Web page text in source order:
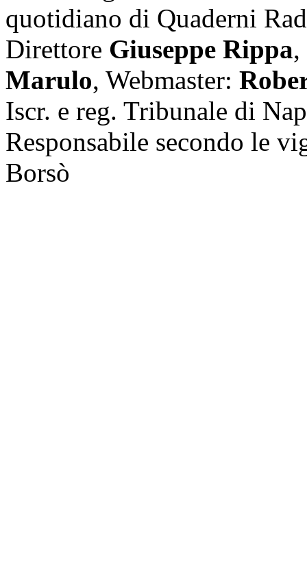
quotidiano di Quaderni
Direttore Giuseppe Rippa,
Marulo, Webmaster:
Iscr. e reg. Tribunale di
Responsabile secondo le
Borsò